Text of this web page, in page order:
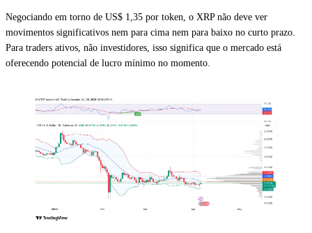
Negociando em torno de US$ 1,35 por token, o XRP não deve ver
movimentos significativos nem para cima nem para baixo no curto prazo.
Para traders ativos, não investidores, isso significa que o mercado está
oferecendo potencial de lucro mínimo no momento.